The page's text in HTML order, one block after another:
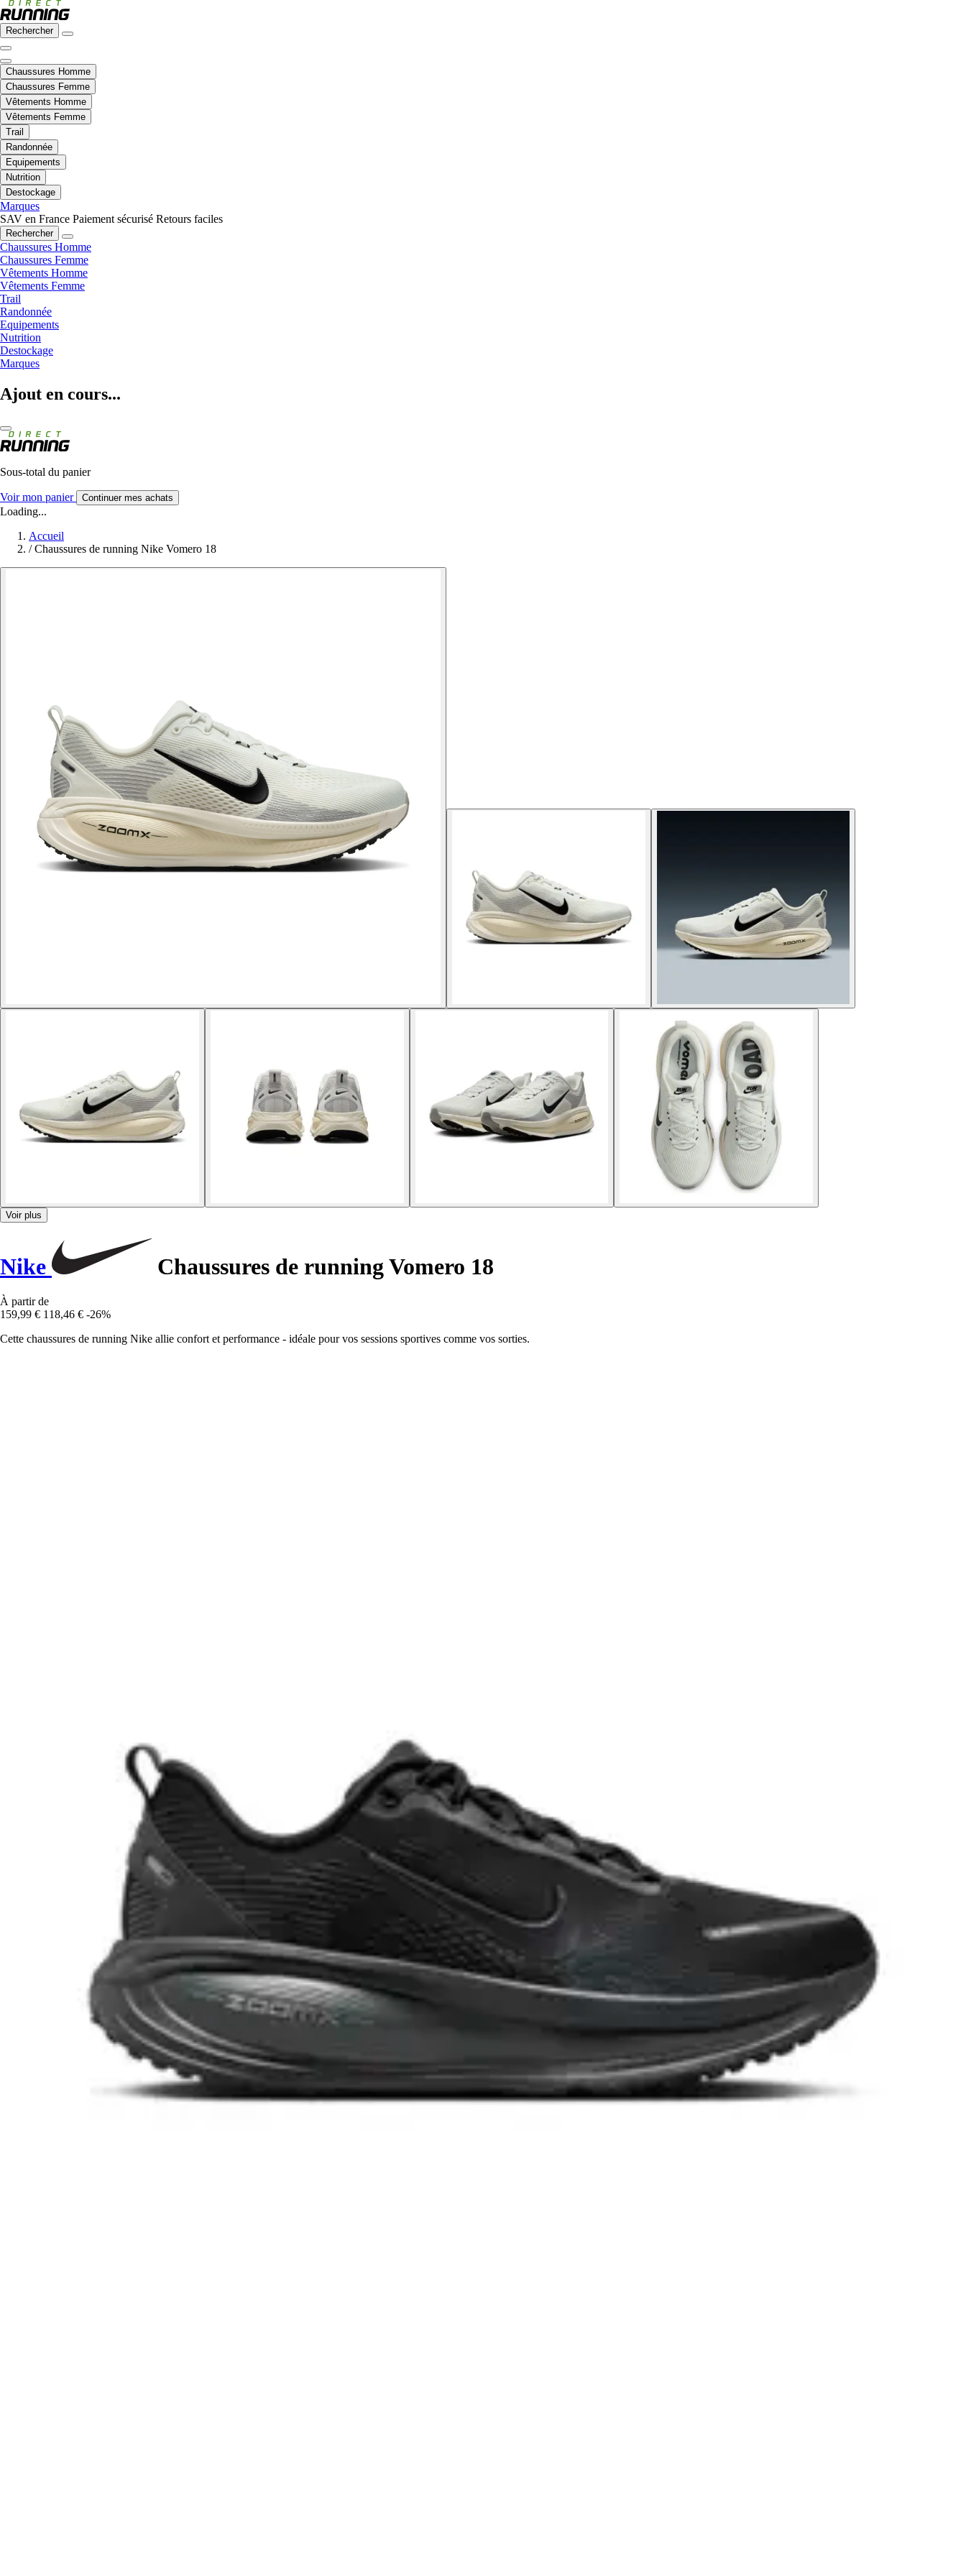
Rechercher
Chaussures Homme
Chaussures Femme
Vêtements Homme
Vêtements Femme
Trail
Randonnée
Equipements
Nutrition
Destockage
Marques
SAV en France Paiement sécurisé Retours faciles
Rechercher
Chaussures Homme
Chaussures Femme
Vêtements Homme
Vêtements Femme
Trail
Randonnée
Equipements
Nutrition
Destockage
Marques
Ajout en cours...
Sous-total du panier
Voir mon panier Continuer mes achats
Loading...
Accueil
/ Chaussures de running Nike Vomero 18
Voir plus
Nike Chaussures de running Vomero 18
À partir de
159,99 € 118,46 € -26%
Cette chaussures de running Nike allie confort et performance - idéale pour vos sessions sportives comme vos sorties.